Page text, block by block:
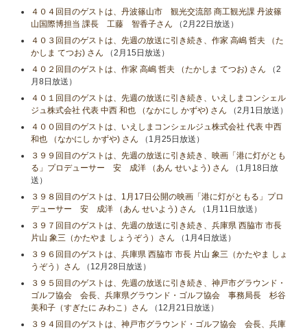
４０４回目のゲストは、丹波篠山市 観光交流部 商工観光課 丹波篠
山国際博担当 課長 工藤 智香子さん （2月22日放送）
４０３回目のゲストは、先週の放送に引き続き、作家 高嶋 哲夫 （た
かしま てつお) さん （2月15日放送）
４０２回目のゲストは、作家 高嶋 哲夫 （たかしま てつお) さん （2
月8日放送）
４０１回目のゲストは、先週の放送に引き続き、いえしまコンシェル
ジュ株式会社 代表 中西 和也 （なかにし かずや) さん （2月1日放送）
４００回目のゲストは、いえしまコンシェルジュ株式会社 代表 中西
和也 （なかにし かずや) さん （1月25日放送）
３９９回目のゲストは、先週の放送に引き続き、映画「港に灯がとも
る」プロデューサー 安 成洋 （あん せいよう) さん （1月18日放
送）
３９８回目のゲストは、1月17日公開の映画「港に灯がともる」プロ
デューサー 安 成洋 （あん せいよう) さん （1月11日放送）
３９７回目のゲストは、先週の放送に引き続き、兵庫県 西脇市 市長
片山 象三（かたやま しょうぞう）さん （1月4日放送）
３９６回目のゲストは、兵庫県 西脇市 市長 片山 象三（かたやま しょ
うぞう）さん （12月28日放送）
３９５回目のゲストは、先週の放送に引き続き、神戸市グラウンド・
ゴルフ協会 会長、兵庫県グラウンド・ゴルフ協会 事務局長 杉谷
美和子（すぎたに みわこ）さん （12月21日放送）
３９４回目のゲストは、神戸市グラウンド・ゴルフ協会 会長、兵庫